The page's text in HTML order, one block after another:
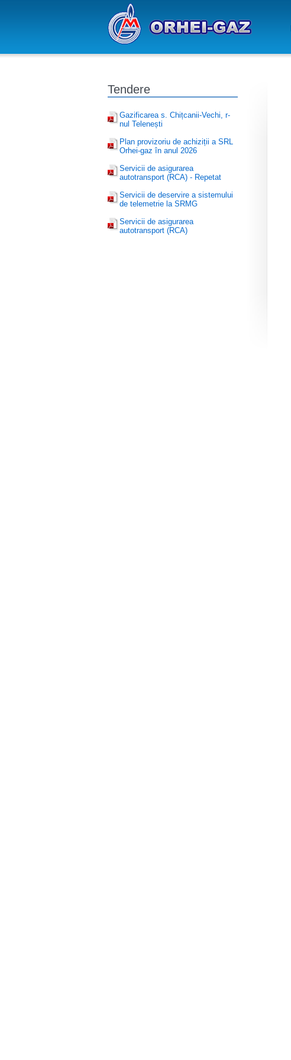
Tendere
Gazificarea s. Chițcanii-Vechi, r-
nul Telenești
Plan provizoriu de achiziții a SRL
Orhei-gaz în anul 2026
Servicii de asigurarea
autotransport (RCA) - Repetat
Servicii de deservire a sistemului
de telemetrie la SRMG
Servicii de asigurarea
autotransport (RCA)